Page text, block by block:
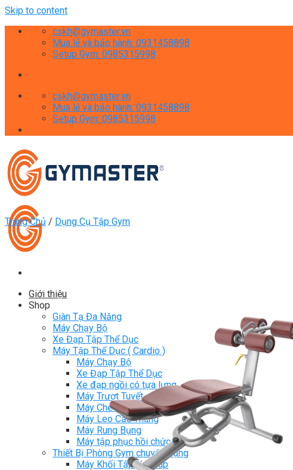
Skip to content
cskh@gymaster.vn
Mua lẻ và bảo hành: 0931458898
Setup Gym: 0985315998
cskh@gymaster.vn
Mua lẻ và bảo hành: 0931458898
Setup Gym: 0985315998
Giới thiệu
Shop
Giàn Tạ Đa Năng
Máy Chạy Bộ
Xe Đạp Tập Thể Dục
Máy Tập Thể Dục ( Cardio )
Máy Chạy Bộ
Xe Đạp Tập Thể Dục
Xe đạp ngồi có tựa lưng
Máy Trượt Tuyết
Máy Chèo Thuyền
Máy Leo Cầu Thang
Máy Rung Bụng
Máy tập phục hồi chức năng
Thiết Bị Phòng Gym chuyên dụng
Máy Khối Tập Với Cáp
Trang Chủ / Dụng Cụ Tập Gym